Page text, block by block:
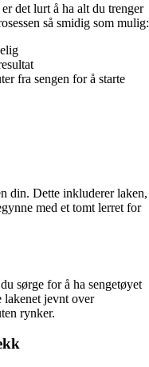
det lurt å ha alt du trenger
så smidig som mulig:
fra sengen for å starte
din. Dette inkluderer laken,
med et tomt lerret for
sørge for å ha sengetøyet
lakenet jevnt over
rynker.